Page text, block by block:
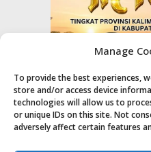
Manage
To provide the best experiences,
store and/or access device
technologies will allow us to
or unique IDs on this site. Not
adversely affect certain features